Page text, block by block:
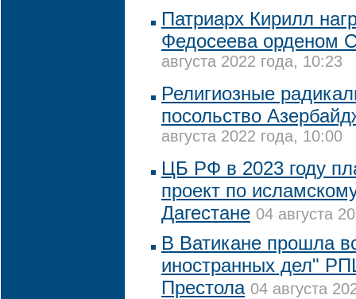
Патриарх Кирилл
Федосеева орденом
августа 2022 года, 10:23
Религиозные
посольство
августа 2022 года, 10:00
ЦБ РФ в 2023 году
проект по
Дагестане 04 августа
В Ватикане прошла
иностранных дел"
Престола 04 августа